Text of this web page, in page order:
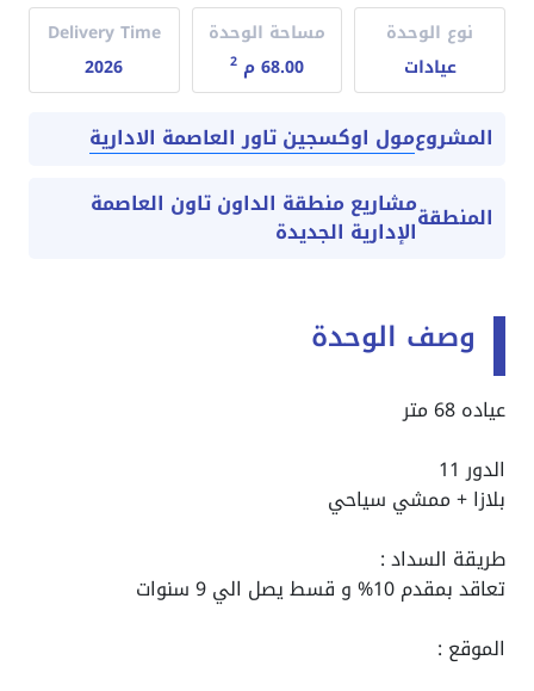
نوع الوحدة
عيادات
مساحة الوحدة
68.00 م
2
Delivery Time
2026
المشروعمول اوكسجين تاور العاصمة الادارية
المنطقةمشاريع منطقة الداون تاون العاصمة
الإدارية الجديدة
وصف الوحدة
عياده 68 متر
الدور 11
بلازا + ممشي سياحي
طريقة السداد :
تعاقد بمقدم 10% و قسط يصل الي 9 سنوات
الموقع :